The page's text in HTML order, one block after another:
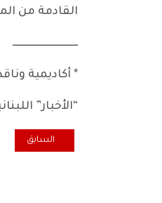
القادمة من
ـــــــــــــــــــــــــــــــ
* أكاديمية
“الأخبار” اللبنانية – 7
المقال السابق:
السابق